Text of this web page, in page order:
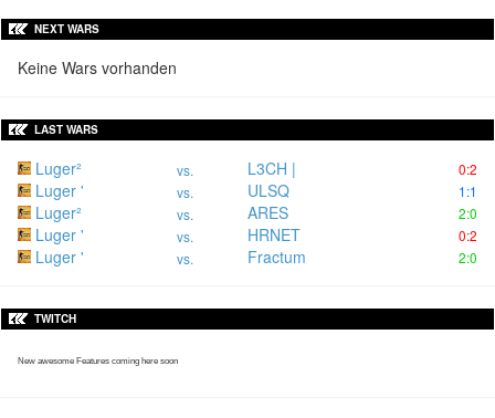
NEXT WARS
Keine Wars vorhanden
LAST WARS
Luger² vs. L3CH | 0:2
Luger ' vs. ULSQ 1:1
Luger² vs. ARES 2:0
Luger ' vs. HRNET 0:2
Luger ' vs. Fractum 2:0
TWITCH
New awesome Features coming here soon